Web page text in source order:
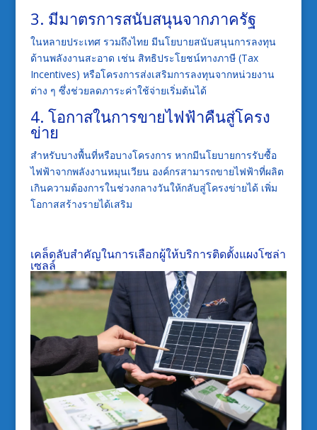
3. มีมาตรการสนับสนุนจากภาครัฐ
ในหลายประเทศ รวมถึงไทย มีนโยบายสนับสนุนการลงทุน
ด้านพลังงานสะอาด เช่น สิทธิประโยชน์ทางภาษี (Tax
Incentives) หรือโครงการส่งเสริมการลงทุนจากหน่วยงาน
ต่าง ๆ ซึ่งช่วยลดภาระค่าใช้จ่ายเริ่มต้นได้
4. โอกาสในการขายไฟฟ้าคืนสู่โครง
ข่าย
สำหรับบางพื้นที่หรือบางโครงการ หากมีนโยบายการรับซื้อ
ไฟฟ้าจากพลังงานหมุนเวียน องค์กรสามารถขายไฟฟ้าที่ผลิต
เกินความต้องการในช่วงกลางวันให้กลับสู่โครงข่ายได้ เพิ่ม
โอกาสสร้างรายได้เสริม
เคล็ดลับสำคัญในการเลือกผู้ให้บริการติดตั้งแผงโซล่า
เซลล์